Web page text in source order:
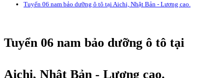
Tuyển 06 nam bảo dưỡng ô tô tại Aichi, Nhật Bản - Lương cao.
Tuyển 06 nam bảo dưỡng ô tô tại
Aichi, Nhật Bản - Lương cao.